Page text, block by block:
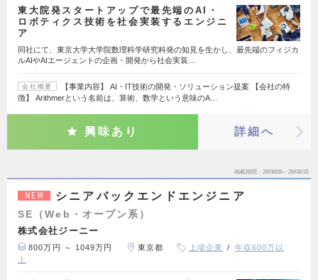
東大院発スタートアップで最先端のAI・
ロボティクス技術を社会実装するエンジニ
ア
同社にて、東京大学大学院数理科学研究科発の知見を生かし、最先端のフィジカ
ルAIやAIエージェントの企画・開発から社会実装…
会社概要
【事業内容】 AI・IT技術の開発・ソリューション提案 【会社の特
徴】 Arithmerという名前は、算術、数学という意味のA…
興味あり 詳細へ
掲載期間 26/08/06～26/08/19
NEW シニアバックエンドエンジニア
SE（Web・オープン系）
株式会社ジーニー
800万円 ～ 1049万円 東京都 上場企業
年収600万以
上